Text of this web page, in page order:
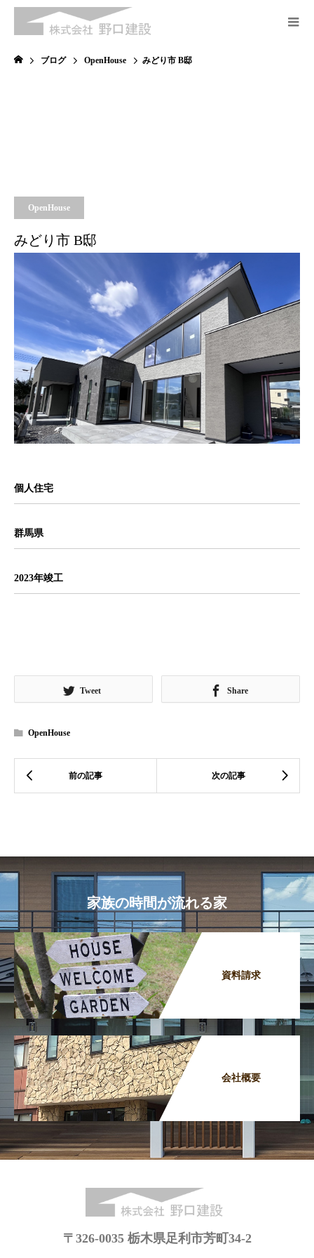
ブログ OpenHouse みどり市 B邸
OpenHouse
みどり市 B邸
個人住宅
群馬県
2023年竣工
Tweet Share
OpenHouse
家族の時間が流れる家
資料請求
会社概要
〒326-0035 栃木県足利市芳町34-2